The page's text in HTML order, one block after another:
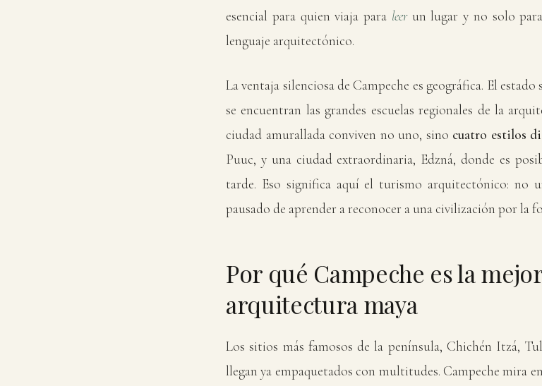
esencial para quien viaja para leerun lugar y no solo
lenguaje arquitectónico.
La ventaja silenciosa de Campeche es geográfica. El
se encuentran las grandes escuelas regionales de la
ciudad amurallada conviven no uno, sino cuatro estilos
Puuc, y una ciudad extraordinaria, Edzná, donde es
tarde. Eso significa aquí el turismo arquitectónico: no
pausado de aprender a reconocer a una civilización por la
Por qué Campeche es la
arquitectura maya
Los sitios más famosos de la península, Chichén Itzá,
llegan ya empaquetados con multitudes. Campeche mira